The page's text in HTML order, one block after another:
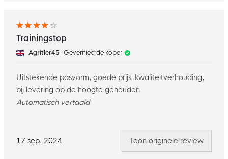
17 sep. 2024
Trainingstop
Agritler45 Geverifieerde koper
Uitstekende pasvorm, goede prijs-kwaliteitverhouding,
bij levering op de hoogte gehouden
Automatisch vertaald
Toon originele review